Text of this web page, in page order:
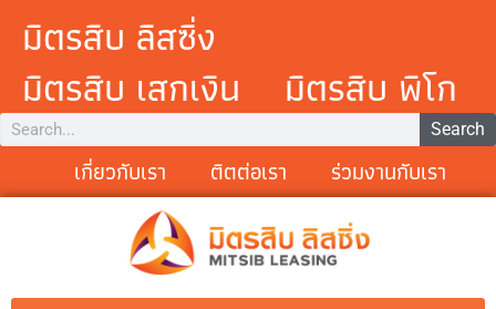
มิตรสิบ ลิสซิ่ง
มิตรสิบ เสกเงิน
มิตรสิบ พิโก
Search
เกี่ยวกับเรา ติตต่อเรา ร่วมงานกับเรา